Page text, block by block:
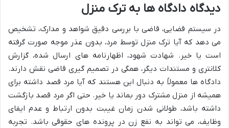
دیدگاه دادگاه ها به ترک منزل
در سیستم قضایی، قاضی با بررسی دقیق شواهد و مدارک، تشخیص
می دهد که آیا ترک منزل توسط مرد، بدون عذر موجه صورت گرفته
است یا خیر. شهادت شهود، اظهارنامه های ارسال شده، گزارش
کلانتری و مستندات دیگر، همگی در تصمیم گیری قاضی نقش دارند.
دادگاه ها معمولاً به دنبال این هستند که آیا مرد قصد داشته برای
همیشه از منزل مشترک دور بماند یا خیر. حتی اگر مرد قصد بازگشت
داشته باشد، طولانی شدن زمان غیبت بدون ارتباط و عدم ایفای
وظایف، می تواند به نفع زن در پرونده های حقوقی باشد. تجربه